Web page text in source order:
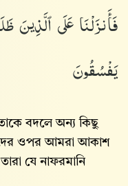
فَأَنزَلْنَا عَلَى ٱلَّذِينَ
يَفْسُقُونَ
বদলে অন্য কিছু
ওপর আমরা আকাশ
যে নাফরমানি